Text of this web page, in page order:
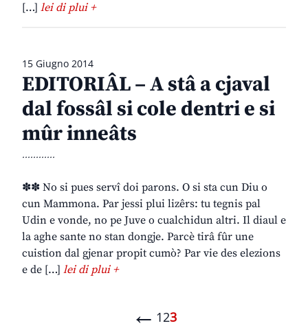
[…] lei di plui +
15 Giugno 2014
EDITORIÂL – A stâ a cjaval
dal fossâl si cole dentri e si
mûr inneâts
............
✽✽ No si pues servî doi parons. O si sta cun Diu o
cun Mammona. Par jessi plui lizêrs: tu tegnis pal
Udin e vonde, no pe Juve o cualchidun altri. Il diaul e
la aghe sante no stan dongje. Parcè tirâ fûr une
cuistion dal gjenar propit cumò? Par vie des elezions
e de […] lei di plui +
← 123